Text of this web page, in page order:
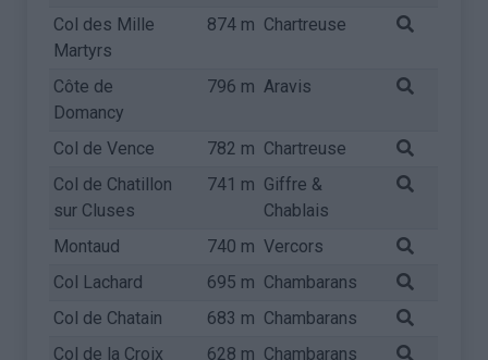
Col des Mille
Martyrs
874 m Chartreuse
Côte de
Domancy
796 m Aravis
Col de Vence 782 m Chartreuse
Col de Chatillon
sur Cluses
741 m Giffre &
Chablais
Montaud
740 m Vercors
Col Lachard
695 m Chambarans
Col de Chatain
683 m Chambarans
Col de la Croix
628 m Chambarans